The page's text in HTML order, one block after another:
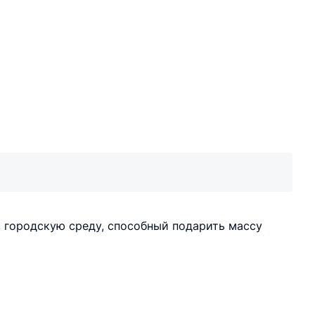
среду, способный подарить массу